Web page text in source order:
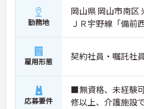
勤務地
岡山県 岡山市南区
ＪＲ宇野線「備前
雇用形態 契約社員・嘱託社員
応募要件
■無資格、未経験
修以上、介護施設